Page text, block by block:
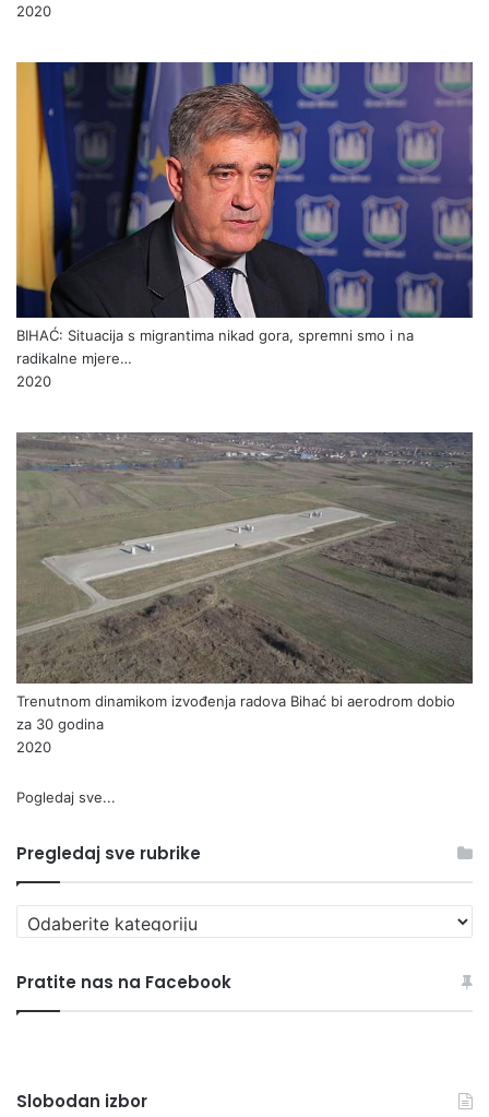
2020
BIHAĆ: Situacija s migrantima nikad gora, spremni smo i na
radikalne mjere…
2020
Trenutnom dinamikom izvođenja radova Bihać bi aerodrom dobio
za 30 godina
2020
Pogledaj sve...
Pregledaj sve rubrike
Pregledaj
sve
Pratite nas na Facebook
Slobodan izbor